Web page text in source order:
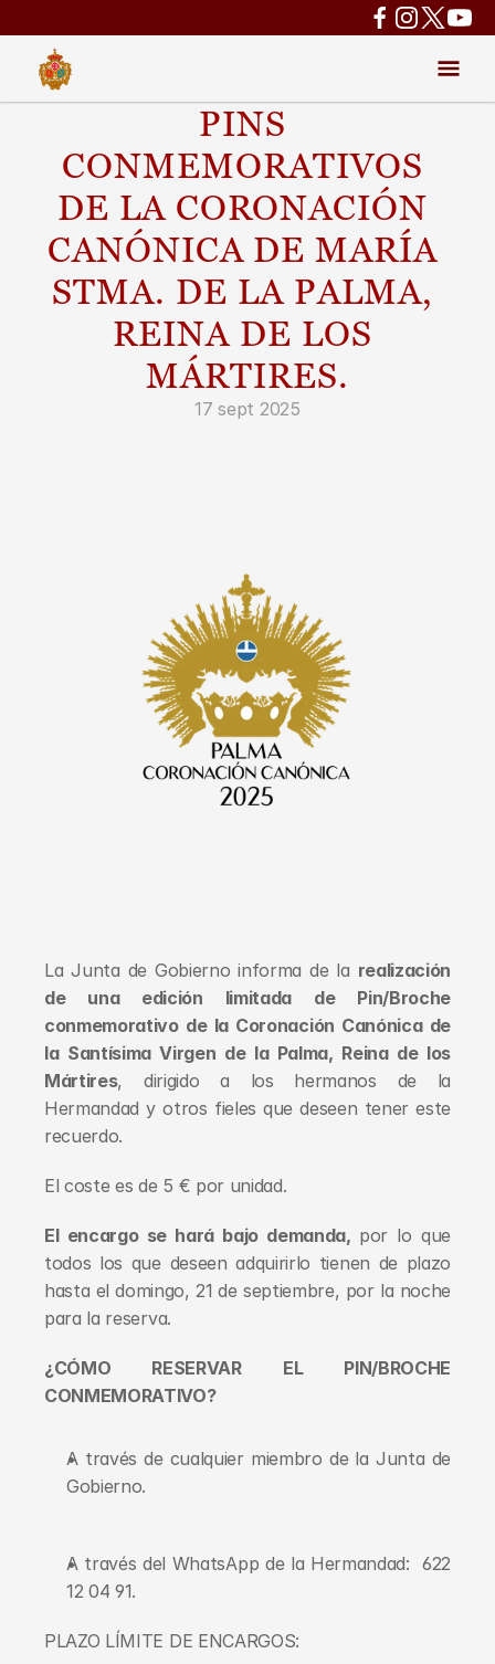
PINS
CONMEMORATIVOS
DE LA CORONACIÓN
CANÓNICA DE MARÍA
STMA. DE LA PALMA,
REINA DE LOS
MÁRTIRES.
17 sept 2025
La Junta de Gobierno informa de la realización
de una edición limitada de Pin/Broche
conmemorativo de la Coronación Canónica de
la Santísima Virgen de la Palma, Reina de los
Mártires, dirigido a los hermanos de la
Hermandad y otros fieles que deseen tener este
recuerdo.
El coste es de 5 € por unidad.
El encargo se hará bajo demanda, por lo que
todos los que deseen adquirirlo tienen de plazo
hasta el domingo, 21 de septiembre, por la noche
para la reserva.
¿CÓMO RESERVAR EL PIN/BROCHE
CONMEMORATIVO?
A través de cualquier miembro de la Junta de
Gobierno.
A través del WhatsApp de la Hermandad:  622
12 04 91.
PLAZO LÍMITE DE ENCARGOS: